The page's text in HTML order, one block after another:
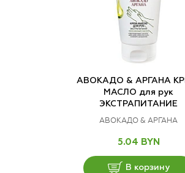
АВОКАДО & АРГАНА
МАСЛО для рук
ЭКСТРАПИТАНИЕ
АВОКАДО & АРГАНА
5.04 BYN
В корзину